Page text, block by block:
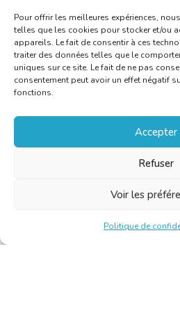
Pour offrir les meilleures expériences,
telles que les cookies pour stocker et/ou
appareils. Le fait de consentir à ces
traiter des données telles que le
uniques sur ce site. Le fait de ne pas
consentement peut avoir un effet négatif
fonctions.
Accepter
Refuser
Voir les
Politique de